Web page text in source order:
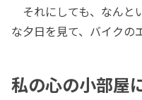
それにしても、なんと
な夕日を見て、バイクの
私の心の小部屋